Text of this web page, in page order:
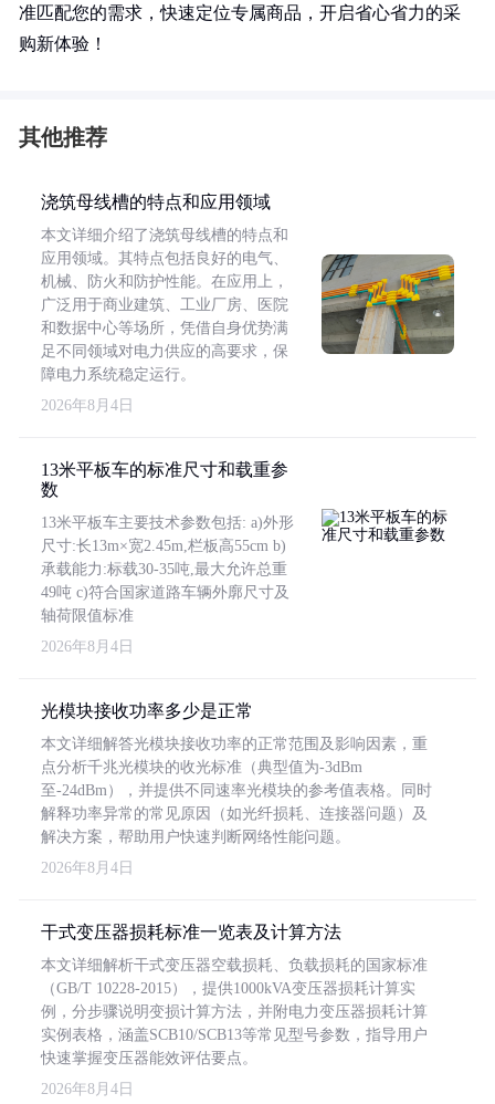
准匹配您的需求，快速定位专属商品，开启省心省力的采
购新体验！
其他推荐
浇筑母线槽的特点和应用领域
本文详细介绍了浇筑母线槽的特点和
应用领域。其特点包括良好的电气、
机械、防火和防护性能。在应用上，
广泛用于商业建筑、工业厂房、医院
和数据中心等场所，凭借自身优势满
足不同领域对电力供应的高要求，保
障电力系统稳定运行。
2026年8月4日
13米平板车的标准尺寸和载重参
数
13米平板车主要技术参数包括: a)外形
尺寸:长13m×宽2.45m,栏板高55cm b)
承载能力:标载30-35吨,最大允许总重
49吨 c)符合国家道路车辆外廓尺寸及
轴荷限值标准
2026年8月4日
光模块接收功率多少是正常
本文详细解答光模块接收功率的正常范围及影响因素，重
点分析千兆光模块的收光标准（典型值为-3dBm
至-24dBm），并提供不同速率光模块的参考值表格。同时
解释功率异常的常见原因（如光纤损耗、连接器问题）及
解决方案，帮助用户快速判断网络性能问题。
2026年8月4日
干式变压器损耗标准一览表及计算方法
本文详细解析干式变压器空载损耗、负载损耗的国家标准
（GB/T 10228-2015），提供1000kVA变压器损耗计算实
例，分步骤说明变损计算方法，并附电力变压器损耗计算
实例表格，涵盖SCB10/SCB13等常见型号参数，指导用户
快速掌握变压器能效评估要点。
2026年8月4日